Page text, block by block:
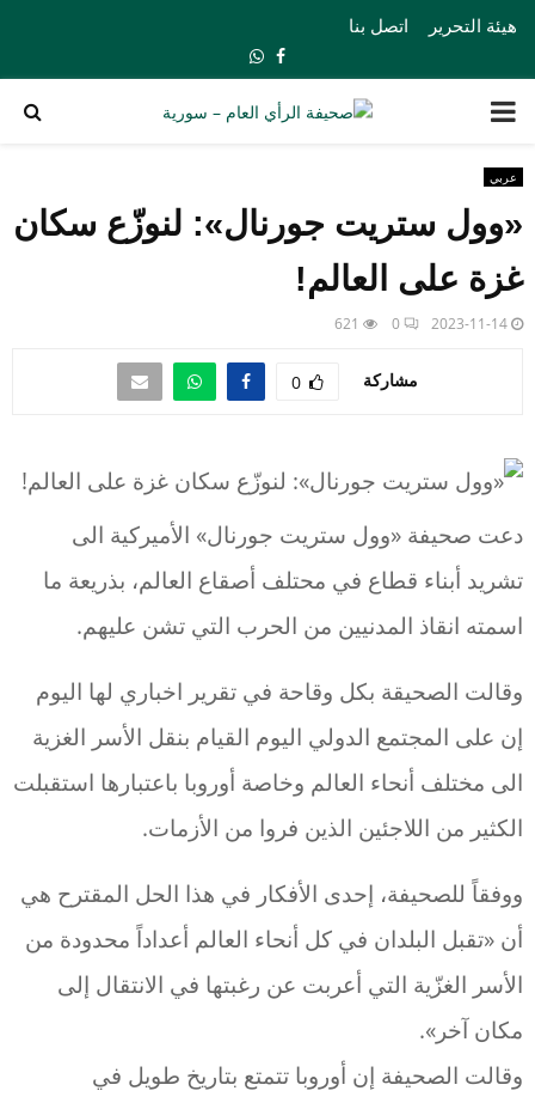
هيئة التحرير اتصل بنا
Facebook
Whatsapp
PRIMARY
MENU
عربي
«وول ستريت جورنال»: لنوزّع سكان
غزة على العالم!
2023-11-14
0
621
مشاركة 0
دعت صحيفة «وول ستريت جورنال» الأميركية الى
تشريد أبناء قطاع في محتلف أصقاع العالم، بذريعة ما
اسمته انقاذ المدنيين من الحرب التي تشن عليهم.
وقالت الصحيقة بكل وقاحة في تقرير اخباري لها اليوم
إن على المجتمع الدولي اليوم القيام بنقل الأسر الغزية
الى مختلف أنحاء العالم وخاصة أوروبا باعتبارها استقبلت
الكثير من اللاجئين الذين فروا من الأزمات.
ووفقاً للصحيفة، إحدى الأفكار في هذا الحل المقترح هي
أن «تقبل البلدان في كل أنحاء العالم أعداداً محدودة من
الأسر الغزّية التي أعربت عن رغبتها في الانتقال إلى
مكان آخر».
وقالت الصحيفة إن أوروبا تتمتع بتاريخ طويل في